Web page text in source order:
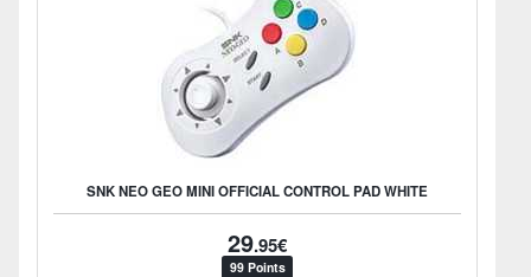
SNK NEO GEO MINI OFFICIAL CONTROL PAD WHITE
29.95€
99 Points